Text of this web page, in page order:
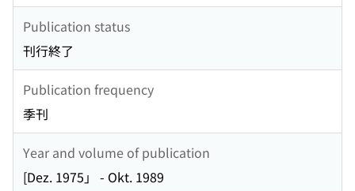
Publication status
刊行終了
Publication frequency
季刊
Year and volume of publication
[Dez. 1975」 - Okt. 1989